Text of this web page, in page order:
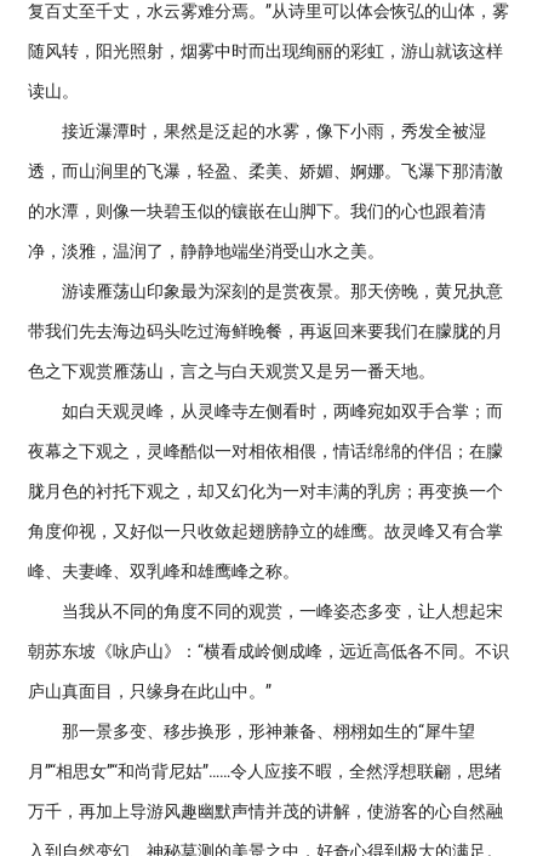
复百丈至千丈，水云雾难分焉。”从诗里可以体会恢弘的山体，雾
随风转，阳光照射，烟雾中时而出现绚丽的彩虹，游山就该这样
读山。
接近瀑潭时，果然是泛起的水雾，像下小雨，秀发全被湿
透，而山涧里的飞瀑，轻盈、柔美、娇媚、婀娜。飞瀑下那清澈
的水潭，则像一块碧玉似的镶嵌在山脚下。我们的心也跟着清
净，淡雅，温润了，静静地端坐消受山水之美。
游读雁荡山印象最为深刻的是赏夜景。那天傍晚，黄兄执意
带我们先去海边码头吃过海鲜晚餐，再返回来要我们在朦胧的月
色之下观赏雁荡山，言之与白天观赏又是另一番天地。
如白天观灵峰，从灵峰寺左侧看时，两峰宛如双手合掌；而
夜幕之下观之，灵峰酷似一对相依相偎，情话绵绵的伴侣；在朦
胧月色的衬托下观之，却又幻化为一对丰满的乳房；再变换一个
角度仰视，又好似一只收敛起翅膀静立的雄鹰。故灵峰又有合掌
峰、夫妻峰、双乳峰和雄鹰峰之称。
当我从不同的角度不同的观赏，一峰姿态多变，让人想起宋
朝苏东坡《咏庐山》：“横看成岭侧成峰，远近高低各不同。不识
庐山真面目，只缘身在此山中。”
那一景多变、移步换形，形神兼备、栩栩如生的“犀牛望
月”“相思女”“和尚背尼姑”……令人应接不暇，全然浮想联翩，思绪
万千，再加上导游风趣幽默声情并茂的讲解，使游客的心自然融
入到自然变幻、神秘莫测的美景之中，好奇心得到极大的满足。